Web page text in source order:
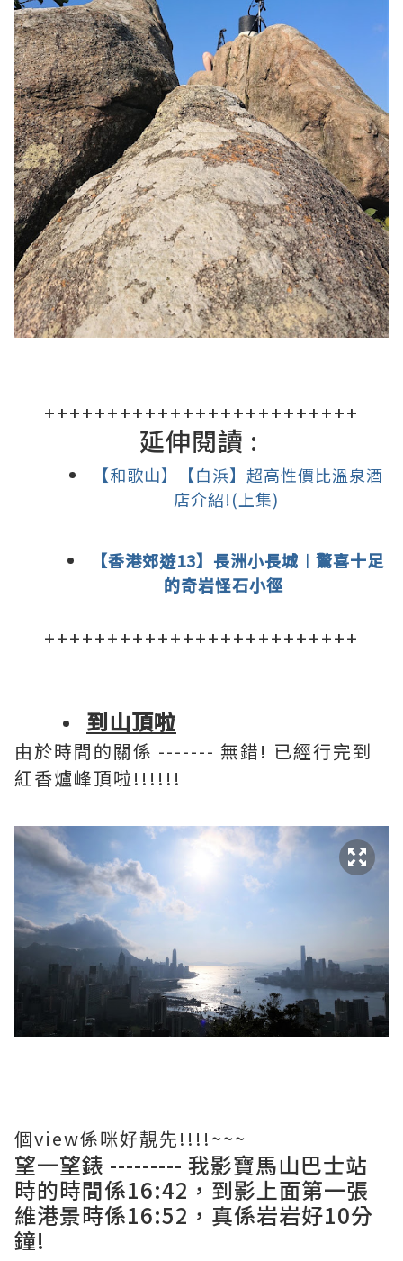
+++++++++++++++++++++++++
延伸閱讀 :
【和歌山】【白浜】超高性價比溫泉酒
店介紹!(上集)
【香港郊遊13】長洲小長城︱驚喜十足
的奇岩怪石小徑
+++++++++++++++++++++++++
到山頂啦
由於時間的關係 ------- 無錯! 已經行完到
紅香爐峰頂啦!!!!!!
個view係咪好靚先!!!!~~~
望一望錶 --------- 我影寶馬山巴士站
時的時間係16:42，到影上面第一張
維港景時係16:52，真係岩岩好10分
鐘!